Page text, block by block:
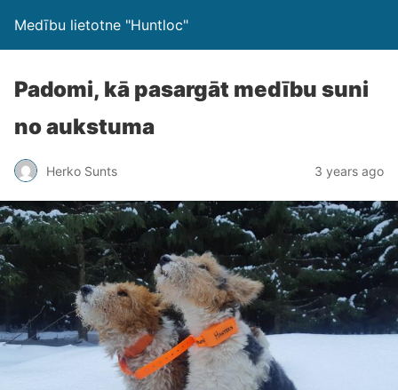
Medību lietotne "Huntloc"
Padomi, kā pasargāt medību suni
no aukstuma
Herko Sunts 3 years ago